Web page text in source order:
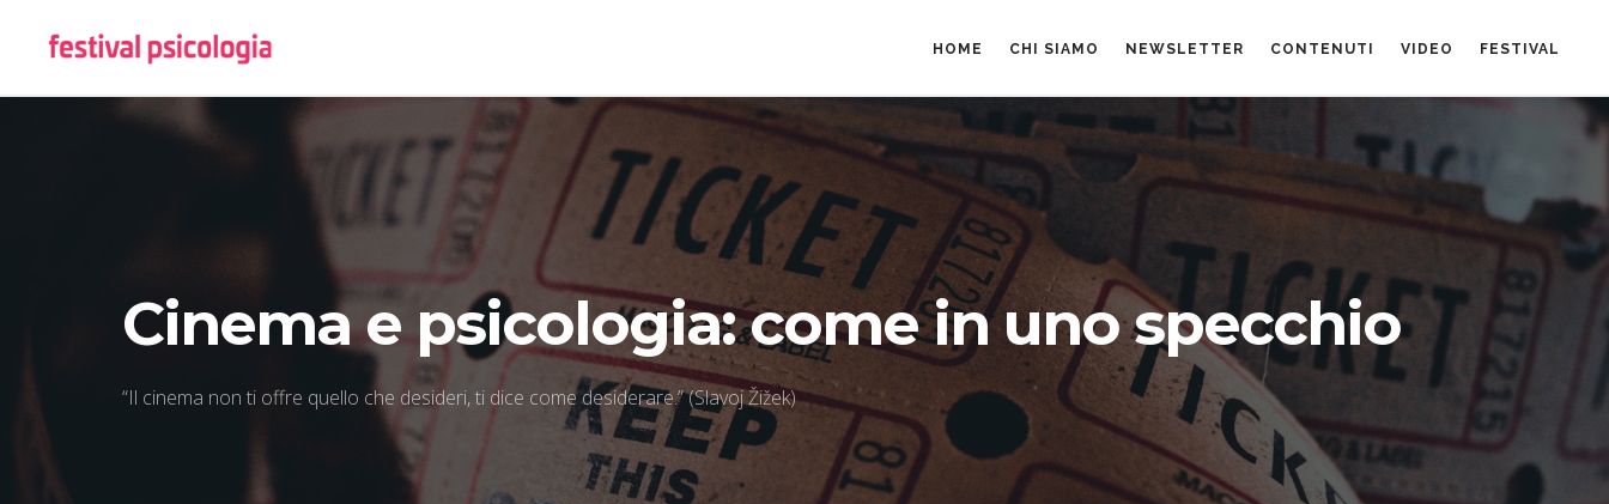
HOME CHI SIAMO NEWSLETTER CONTENUTI VIDEO FESTIVAL
Cinema e psicologia: come in uno specchio
“Il cinema non ti offre quello che desideri, ti dice come desiderare.” (Slavoj Žižek)